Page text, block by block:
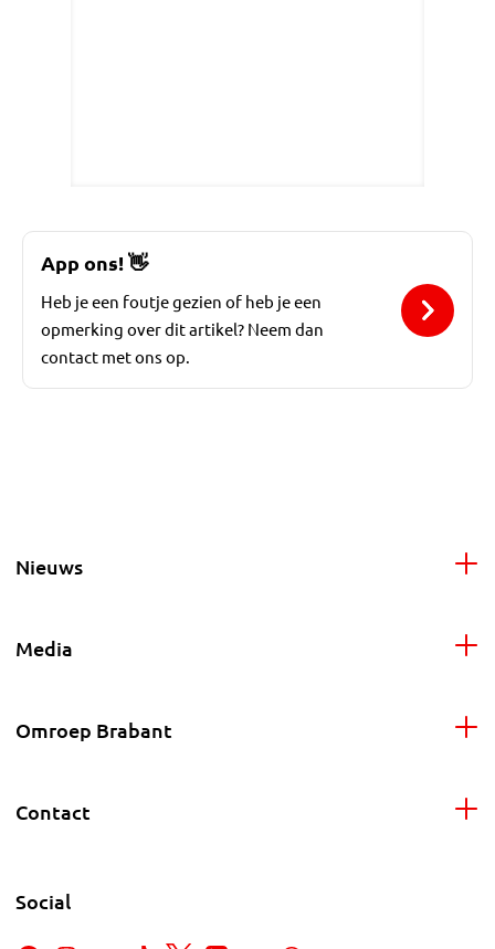
App ons!👋
Heb je een foutje gezien of heb je een
opmerking over dit artikel? Neem dan
contact met ons op.
Nieuws
Media
Omroep Brabant
Contact
Social